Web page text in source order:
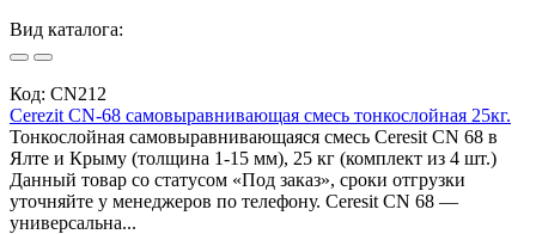
Вид каталога:
Код: CN212
Cerezit CN-68 самовыравнивающая смесь тонкослойная 25кг.
Тонкослойная самовыравнивающаяся смесь Ceresit CN 68 в
Ялте и Крыму (толщина 1-15 мм), 25 кг (комплект из 4 шт.)
Данный товар со статусом «Под заказ», сроки отгрузки
уточняйте у менеджеров по телефону. Ceresit CN 68 —
универсальна...